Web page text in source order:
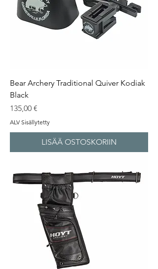
Bear Archery Traditional Quiver Kodiak
Black
Hinta
135,00 €
ALV Sisällytetty
LISÄÄ OSTOSKORIIN